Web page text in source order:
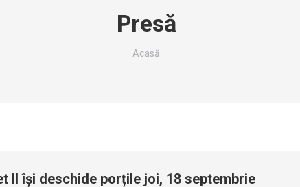
Presă
Sunteți aici:
Acasă
II își deschide porțile joi, 18 septembrie